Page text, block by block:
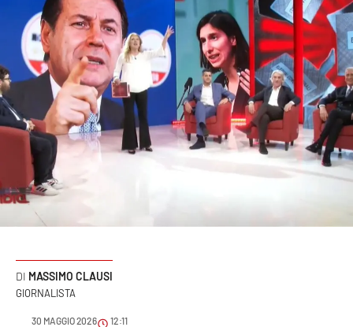
Attualità
Economia e lavoro
Italia Mondo
Sanità
Sport
Cultura
Podcast
MASSIMO CLAUSI
GIORNALISTA
30 MAGGIO 2026 12:11